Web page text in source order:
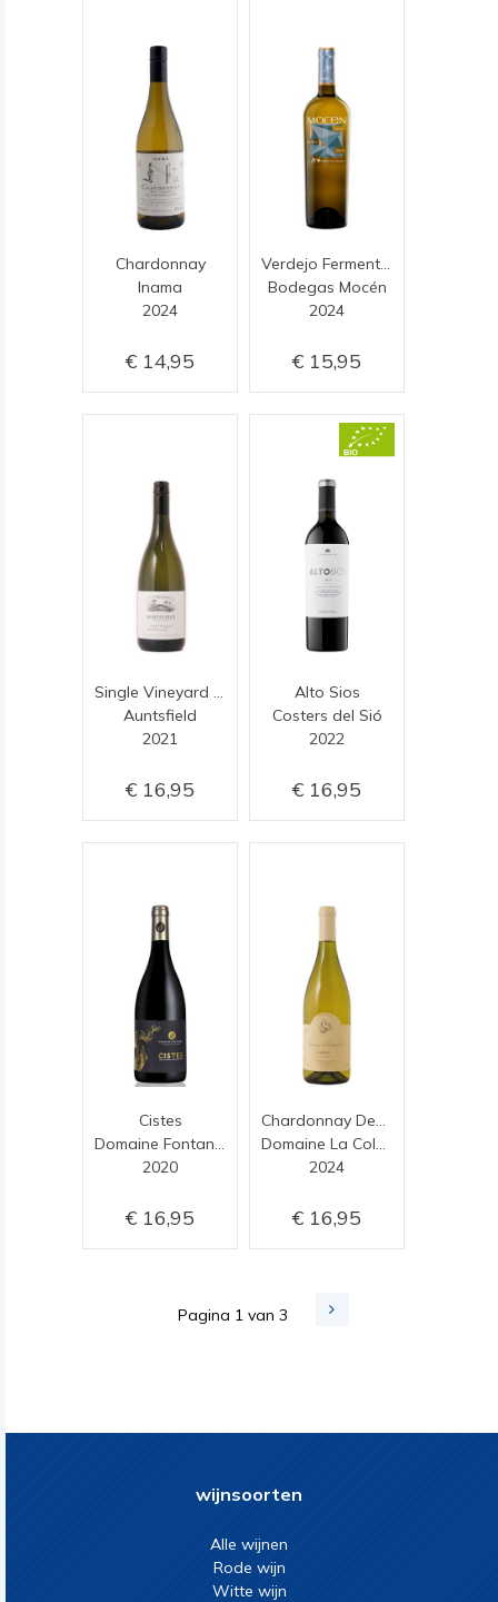
Chardonnay
Inama
2024
14,95
Bodegas Mocén
2024
15,95
Auntsfield
2021
16,95
Alto Sios
Costers del Sió
2022
16,95
Cistes
2020
16,95
2024
16,95
Pagina 1 van 3
wijnsoorten
Alle wijnen
Rode wijn
Witte wijn